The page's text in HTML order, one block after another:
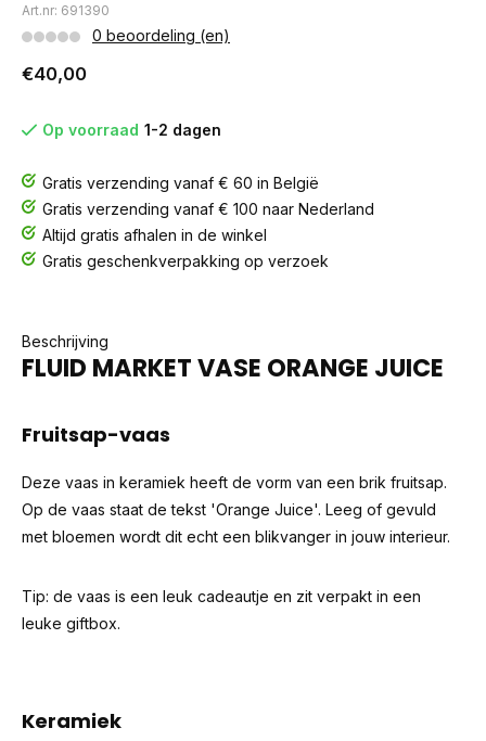
Art.nr: 691390
0 beoordeling (en)
€40,00
Op voorraad 1-2 dagen
Gratis verzending vanaf € 60 in België
Gratis verzending vanaf € 100 naar Nederland
Altijd gratis afhalen in de winkel
Gratis geschenkverpakking op verzoek
Beschrijving
FLUID MARKET VASE ORANGE JUICE
Fruitsap-vaas
Deze vaas in keramiek heeft de vorm van een brik fruitsap.
Op de vaas staat de tekst 'Orange Juice'. Leeg of gevuld
met bloemen wordt dit echt een blikvanger in jouw interieur.
Tip: de vaas is een leuk cadeautje en zit verpakt in een
leuke giftbox.
Keramiek